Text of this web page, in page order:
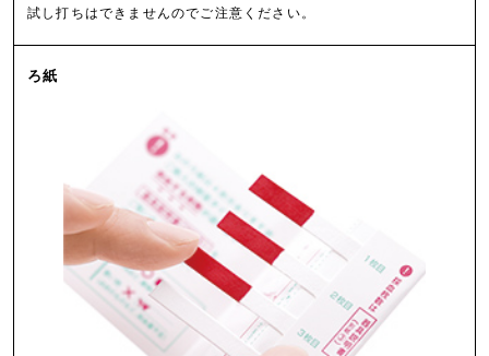
試し打ちはできませんのでご注意ください。
ろ紙